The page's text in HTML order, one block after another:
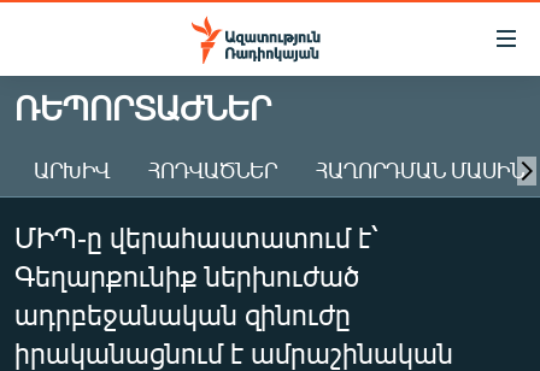
Մատչելիության
Անցնել
հիմնական
Անցնել
հիմնական
մենյուին
Որոնում
ԱԶԱՏՈՒԹՅՈՒՆ TV
ՀԱՅԱՍՏԱՆ
ԸՆՏՐՈՒԹՅՈՒՆՆԵՐ 2026
ԻՐԱՎՈՒՆՔ
ՀԱՍԱՐԱԿՈՒԹՅՈՒՆ
ՌԵՊՈՐՏԱԺՆԵՐ
ԱՐԽԻՎ ՀՈԴՎԱԾՆԵՐ ՀԱՂՈՐԴՄԱՆ ՄԱՍԻՆ
ՄԻՊ-ը վերահաստատում է՝
Գեղարքունիք ներխուժած
ադրբեջանական զինուժը
իրականացնում է ամրաշինական